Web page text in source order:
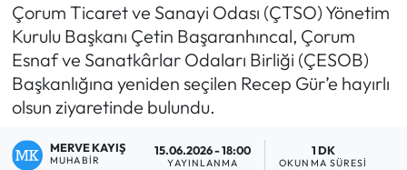
Çorum Ticaret ve Sanayi Odası (ÇTSO) Yönetim
Kurulu Başkanı Çetin Başaranhıncal, Çorum
Esnaf ve Sanatkârlar Odaları Birliği (ÇESOB)
Başkanlığına yeniden seçilen Recep Gür’e hayırlı
olsun ziyaretinde bulundu.
MERVE KAYIŞ
MUHABIR
15.06.2026 - 18:00
YAYINLANMA
1 DK
OKUNMA SÜRESI
Boğazkale Haberleri
Çorum Haberleri
Çorum Son Dakika Haberleri
Dodurga Haberleri
TFF 1.Lig Puan Durumu ve Fikstür
Tüm Manşetler
Son Dakika Haberleri
Haber Arşivi